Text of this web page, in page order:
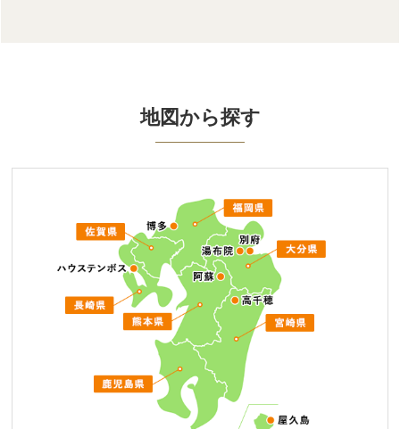
地図から探す